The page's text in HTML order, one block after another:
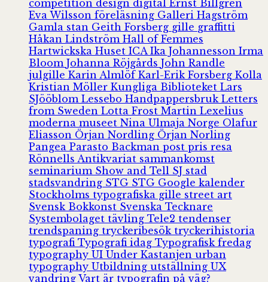
competition design digital Ernst Billgren
Eva Wilsson föreläsning Galleri Hagström
Gamla stan Geith Forsberg gille graffitti
Håkan Lindström Hall of Femmes
Hartwickska Huset ICA Ika Johannesson Irma
Bloom Johanna Röjgårds John Randle
julgille Karin Almlöf Karl-Erik Forsberg Kolla
Kristian Möller Kungliga Biblioteket Lars
SJööblom Lessebo Handpappersbruk Letters
from Sweden Lotta Frost Martin Lexelius
moderna museet Nina Ulmaja Norge Olafur
Eliasson Örjan Nordling Örjan Norling
Pangea Parasto Backman post pris resa
Rönnells Antikvariat sammankomst
seminarium Show and Tell SJ stad
stadsvandring STG STG Google kalender
Stockholms typografiska gille street art
Svensk Bokkonst Svenska Tecknare
Systembolaget tävling Tele2 tendenser
trendspaning tryckeribesök tryckerihistoria
typografi Typografi idag Typografisk fredag
typography UI Under Kastanjen urban
typography Utbildning utställning UX
vandring Vart är typografin på väg?